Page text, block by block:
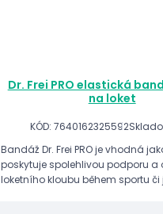
Dr. Frei PRO elastická
na loket
KÓD: 7640162325592
Bandáž Dr. Frei PRO je vhodná
poskytuje spolehlivou podporu a
loketního kloubu během sportu či